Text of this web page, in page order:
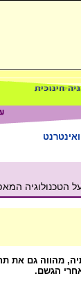
הטכנולוגיה
מהווה גם את
הגשם.